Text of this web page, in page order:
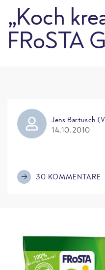
„Koch
FRoSTA
Jens Bartusch
14.10.2010
30 KOMMENTARE